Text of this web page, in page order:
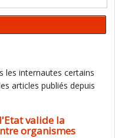
les internautes certains
articles publiés depuis
valide la
organismes